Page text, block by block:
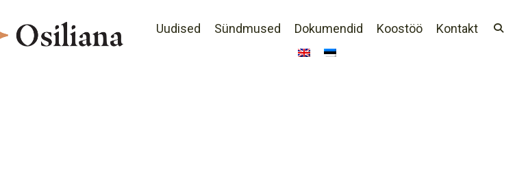
Uudised Sündmused Dokumendid Koostöö Kontakt